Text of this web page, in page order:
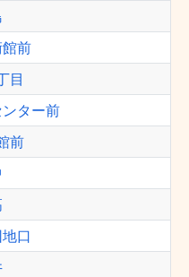
前
目
ター前
前
口